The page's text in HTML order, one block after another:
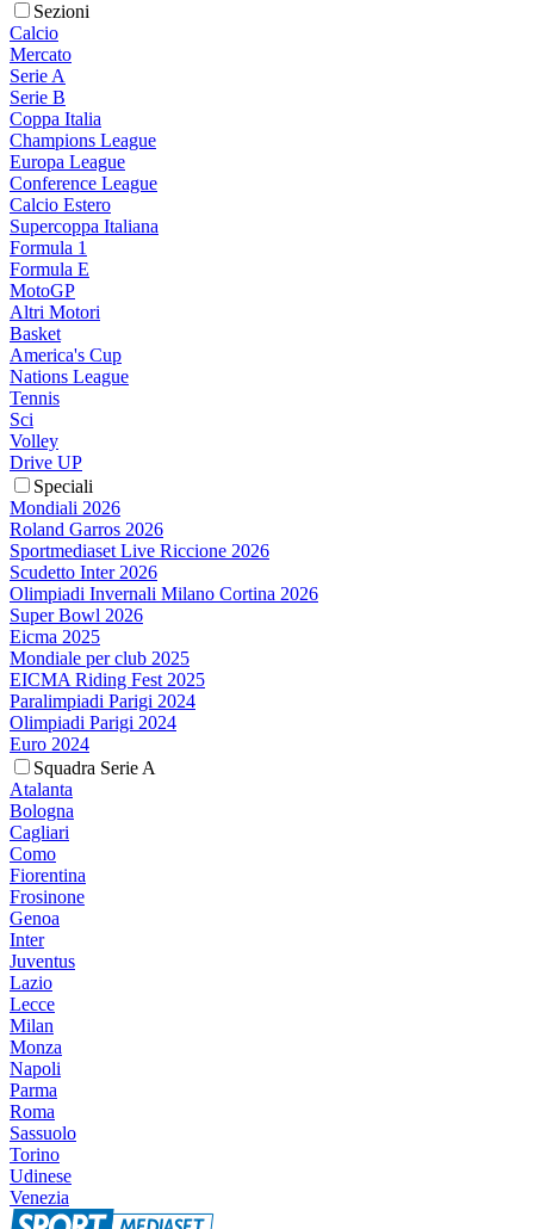
Sezioni
Calcio
Mercato
Serie A
Serie B
Coppa Italia
Champions League
Europa League
Conference League
Calcio Estero
Supercoppa Italiana
Formula 1
Formula E
MotoGP
Altri Motori
Basket
America's Cup
Nations League
Tennis
Sci
Volley
Drive UP
Speciali
Mondiali 2026
Roland Garros 2026
Sportmediaset Live Riccione 2026
Scudetto Inter 2026
Olimpiadi Invernali Milano Cortina 2026
Super Bowl 2026
Eicma 2025
Mondiale per club 2025
EICMA Riding Fest 2025
Paralimpiadi Parigi 2024
Olimpiadi Parigi 2024
Euro 2024
Squadra Serie A
Atalanta
Bologna
Cagliari
Como
Fiorentina
Frosinone
Genoa
Inter
Juventus
Lazio
Lecce
Milan
Monza
Napoli
Parma
Roma
Sassuolo
Torino
Udinese
Venezia